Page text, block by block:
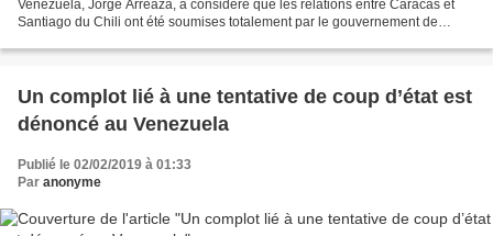
Venezuela, Jorge Arreaza, a considéré que les relations entre Caracas et
Santiago du Chili ont été soumises totalement par le gouvernement de
Un complot lié à une tentative de coup d’état est
dénoncé au Venezuela
Publié le 02/02/2019 à 01:33
Par anonyme